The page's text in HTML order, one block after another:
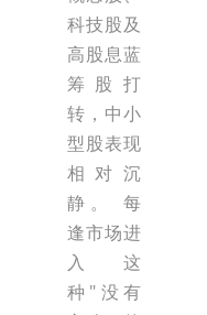
科技股及
高股息蓝
筹股打
转，中小
型股表现
相对沉
静。 每
逢市场进
入这
种"没有